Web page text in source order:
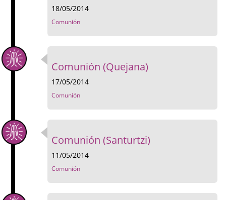
18/05/2014
Comunión
Comunión (Quejana)
17/05/2014
Comunión
Comunión (Santurtzi)
11/05/2014
Comunión